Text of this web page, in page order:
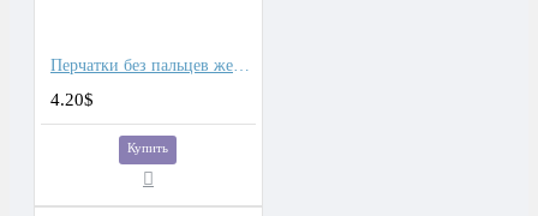
Перчатки без пальцев женские кожа
4.20$
Купить